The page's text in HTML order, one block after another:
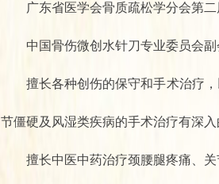
广东省医学会骨质疏松学分会第二
中国骨伤微创水针刀专业委员会副
擅长各种创伤的保守和手术治疗，
节僵硬及风湿类疾病的手术治疗有深
擅长中医中药治疗颈腰腿疼痛、关